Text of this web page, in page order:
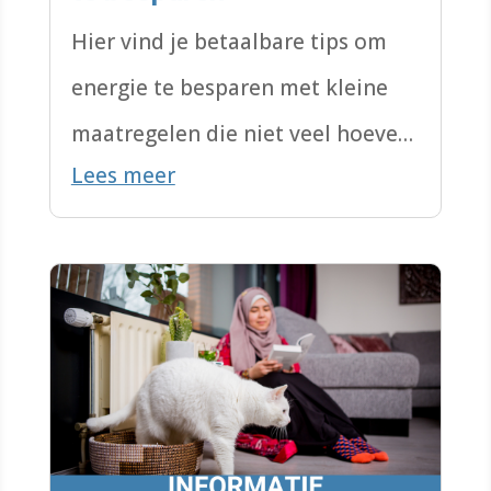
Hier vind je betaalbare tips om
energie te besparen met kleine
maatregelen die niet veel hoeven
te kosten. Interessant én
haalbaar!
Lees meer